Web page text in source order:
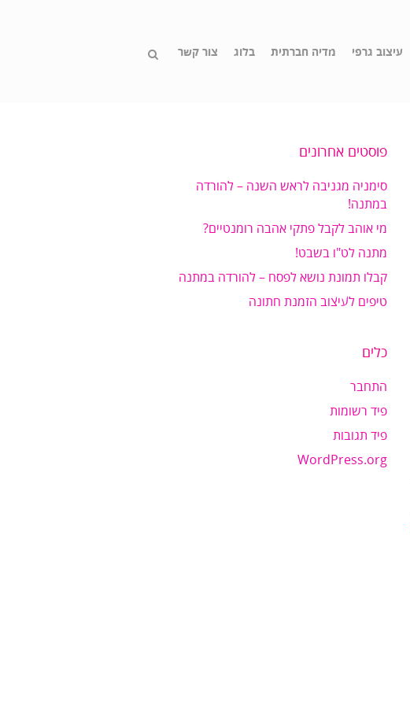
עיצוב גרפי מדיה חברתית בלוג צור קשר
פוסטים אחרונים
סימניה מגניבה לראש השנה – להורדה
במתנה!
מי אוהב לקבל פתקי אהבה רומנטיים?
מתנה לט"ו בשבט!
קבלו תמונת נושא לפסח – להורדה במתנה
טיפים לעיצוב הזמנת חתונה
כלים
התחבר
פיד רשומות
פיד תגובות
WordPress.org